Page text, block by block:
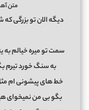
متن
دیگه الان تو بزرگی
سمت تو میره خیالم
به سنگ خورد تیرم
خط های پیشونی ام
بگو بی من نمیخوای